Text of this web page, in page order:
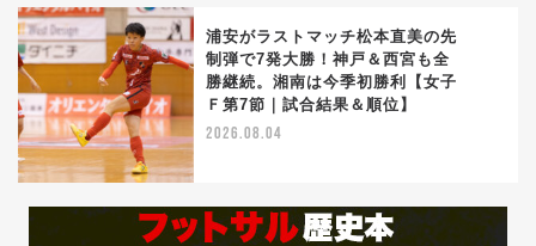
浦安がラストマッチ松本直美の先
制弾で7発大勝！神戸＆西宮も全
勝継続。湘南は今季初勝利【女子
Ｆ第7節｜試合結果＆順位】
2026.08.04